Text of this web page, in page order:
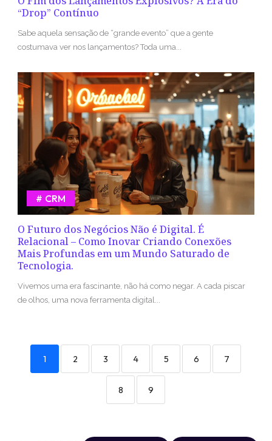
“Drop” Contínuo
Sabe aquela sensação de “grande evento” que a gente
costumava ver nos lançamentos? Toda uma...
O Futuro dos Negócios Não é Digital. É
Relacional – Como Inovar Criando Conexões
Mais Profundas em um Mundo Saturado de
Tecnologia.
CRM
Vivemos uma era fascinante, não há como negar. A cada piscar
de olhos, uma nova ferramenta digital...
1 2 3 4 5 6 7
8 9